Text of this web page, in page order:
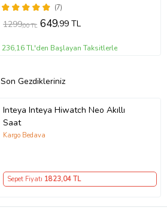
(7)
1299,00 TL 649,99 TL
236,16 TL'den Başlayan Taksitlerle
Son Gezdikleriniz
Inteya Inteya Hiwatch Neo Akıllı
Saat
Kargo Bedava
Sepet Fiyatı 1823,04 TL